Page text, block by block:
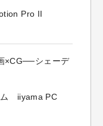
Pro II
×CG──シェーデ
ム iiyama PC